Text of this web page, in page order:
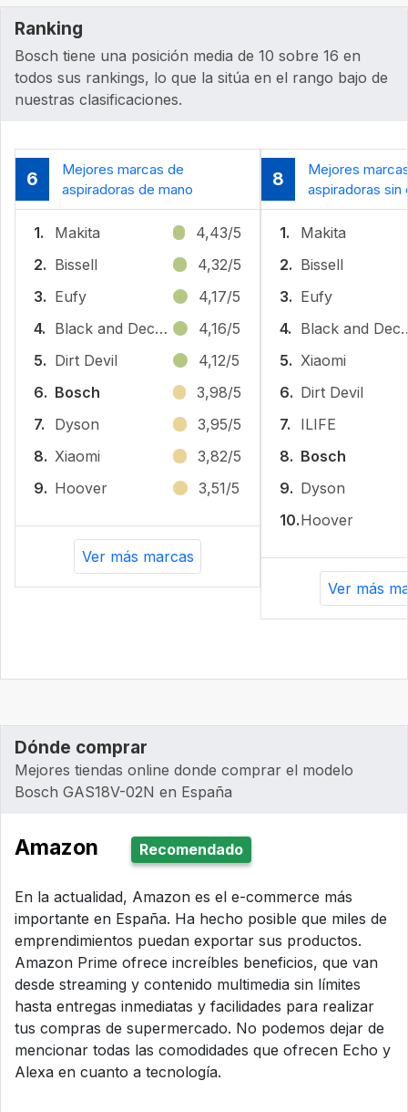
Ranking
Bosch tiene una posición media de 10 sobre 16 en
todos sus rankings, lo que la sitúa en el rango bajo de
nuestras clasificaciones.
6
Mejores marcas de
aspiradoras de mano
1. Makita
4,43/5
2. Bissell
4,32/5
3. Eufy
4,17/5
4.
Black and Decker
4,16/5
5. Dirt Devil
4,12/5
6. Bosch
3,98/5
7.
Dyson
3,95/5
8. Xiaomi
3,82/5
9. Hoover 3,51/5
Ver más marcas
8
Mejores
aspiradoras sin
1.
Makita
2. Bissell
3. Eufy
4.
5. Xiaomi
6. Dirt Devil
7.
ILIFE
8. Bosch
9. Dyson
10.Hoover
Ver más
Dónde comprar
Mejores tiendas online donde comprar el modelo
Bosch GAS18V-02N en España
Amazon Recomendado
En la actualidad, Amazon es el e-commerce más
importante en España. Ha hecho posible que miles de
emprendimientos puedan exportar sus productos.
Amazon Prime ofrece increíbles beneficios, que van
desde streaming y contenido multimedia sin límites
hasta entregas inmediatas y facilidades para realizar
tus compras de supermercado. No podemos dejar de
mencionar todas las comodidades que ofrecen Echo y
Alexa en cuanto a tecnología.